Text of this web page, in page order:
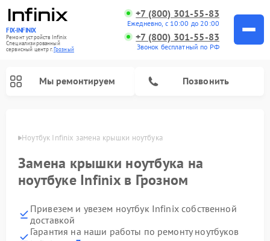
FIX-INFINIX
Ремонт устройств Infinix
Специализированный
cервисный центр г.Грозный
+7 (800) 301-55-83
Ежедневно, с 10:00 до 20:00
+7 (800) 301-55-83
Звонок бесплатный по РФ
Мы ремонтируем Позвонить
Ноутбук Infinix замена крышки ноутбука
Замена крышки ноутбука на
ноутбуке Infinix в Грозном
Привезем и увезем ноутбук Infinix собственной
доставкой
Гарантия на наши работы по ремонту ноутбуков